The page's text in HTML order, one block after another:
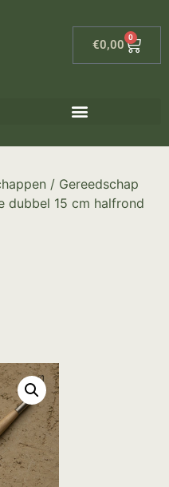
€0,00
0
/ Gereedschap
dubbel 15 cm halfrond